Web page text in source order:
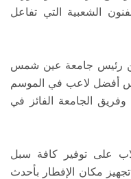
الشعبية التي تفاعل
رئيس جامعة عين شمس
أفضل لاعب في الموسم
الجامعة الفائز في
على توفير كافة سبل
مكان الإفطار بأحدث